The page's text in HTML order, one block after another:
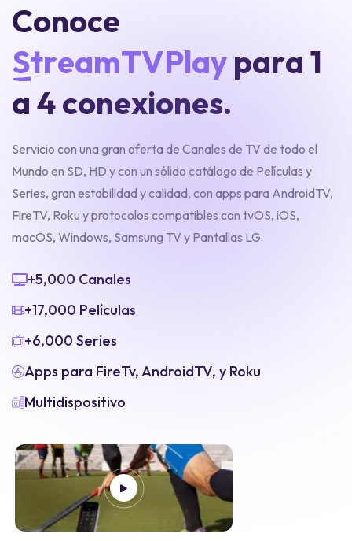
Conoce
StreamTVPlay para 1
a 4conexiones.
Servicio con una gran oferta de Canales de TV de todo el
Mundo en SD, HD y con un sólido catálogo de Películas y
Series, gran estabilidad y calidad, con apps para AndroidTV,
FireTV, Roku y protocolos compatibles con tvOS, iOS,
macOS, Windows, Samsung TV y Pantallas LG.
+5,000 Canales
+17,000 Películas
+6,000 Series
Apps para FireTv, AndroidTV, y Roku
Multidispositivo